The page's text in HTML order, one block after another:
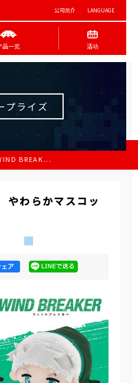
公司简介 LANGUAGE
品一览 活动
プライズ
BREAK...
わらかマスコッ